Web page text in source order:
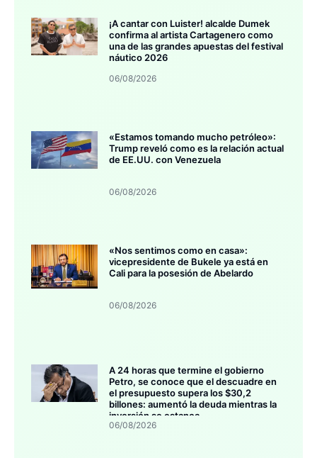
¡A cantar con Luister! alcalde Dumek
confirma al artista Cartagenero como
una de las grandes apuestas del festival
náutico 2026
06/08/2026
«Estamos tomando mucho petróleo»:
Trump reveló como es la relación actual
de EE.UU. con Venezuela
06/08/2026
«Nos sentimos como en casa»:
vicepresidente de Bukele ya está en
Cali para la posesión de Abelardo
06/08/2026
A 24 horas que termine el gobierno
Petro, se conoce que el descuadre en
el presupuesto supera los $30,2
billones: aumentó la deuda mientras la
inversión se estanca
06/08/2026